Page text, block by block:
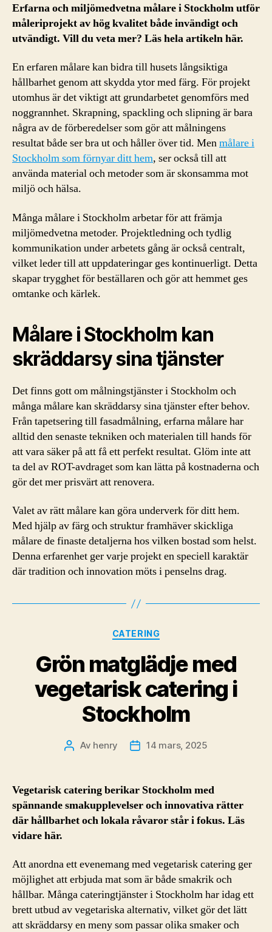
Erfarna och miljömedvetna målare i Stockholm utför
måleriprojekt av hög kvalitet både invändigt och
utvändigt. Vill du veta mer? Läs hela artikeln här.
En erfaren målare kan bidra till husets långsiktiga
hållbarhet genom att skydda ytor med färg. För projekt
utomhus är det viktigt att grundarbetet genomförs med
noggrannhet. Skrapning, spackling och slipning är bara
några av de förberedelser som gör att målningens
resultat både ser bra ut och håller över tid. Menmålare i
Stockholm som förnyar ditt hem, ser också till att
använda material och metoder som är skonsamma mot
miljö och hälsa.
Många målare i Stockholm arbetar för att främja
miljömedvetna metoder. Projektledning och tydlig
kommunikation under arbetets gång är också centralt,
vilket leder till att uppdateringar ges kontinuerligt. Detta
skapar trygghet för beställaren och gör att hemmet ges
omtanke och kärlek.
Målare i Stockholm kan
skräddarsy sina tjänster
Det finns gott om målningstjänster i Stockholm och
många målare kan skräddarsy sina tjänster efter behov.
Från tapetsering till fasadmålning, erfarna målare har
alltid den senaste tekniken och materialen till hands för
att vara säker på att få ett perfekt resultat. Glöm inte att
ta del av ROT-avdraget som kan lätta på kostnaderna och
gör det mer prisvärt att renovera.
Valet av rätt målare kan göra underverk för ditt hem.
Med hjälp av färg och struktur framhäver skickliga
målare de finaste detaljerna hos vilken bostad som helst.
Denna erfarenhet ger varje projekt en speciell karaktär
där tradition och innovation möts i penselns drag.
Kategorier
CATERING
Grön matglädje med
vegetarisk catering i
Stockholm
Inläggsförfattare
Av henry Inläggsdatum
14 mars, 2025
Vegetarisk catering berikar Stockholm med
spännande smakupplevelser och innovativa rätter
där hållbarhet och lokala råvaror står i fokus. Läs
vidare här.
Att anordna ett evenemang med vegetarisk catering ger
möjlighet att erbjuda mat som är både smakrik och
hållbar. Många cateringtjänster i Stockholm har idag ett
brett utbud av vegetariska alternativ, vilket gör det lätt
att skräddarsy en meny som passar olika smaker och